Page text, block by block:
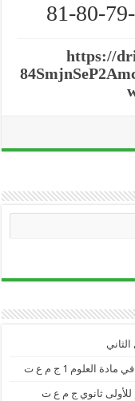
https://
ثانوي ج م ع ت